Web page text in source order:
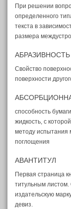
При решении
определенного
текста в
размера
АБРАЗИВНОСТЬ
Свойство
поверхности
способность
жидкость, с
методу испытания
поглощения
АВАНТИТУЛ
Первая страница
титульным
издательскую
девиз.